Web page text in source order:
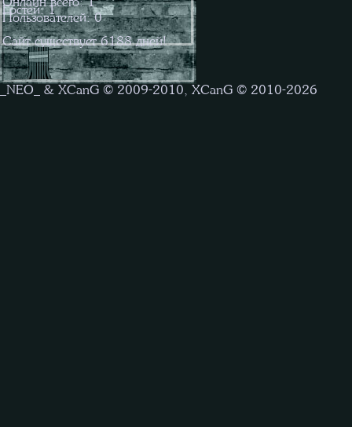
Гостей:1
Пользователей:0
Сайт существует6188дней!
_NEO_ & XCanG © 2009-2010, XCanG © 2010-2026